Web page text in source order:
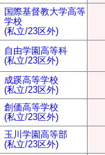
国際基督教大学高等
学校
(私立/23区外)
自由学園高等科
(私立/23区外)
成蹊高等学校
(私立/23区外)
創価高等学校
(私立/23区外)
玉川学園高等部
(私立/23区外)